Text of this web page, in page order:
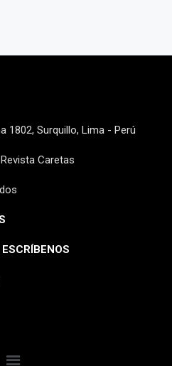
1802, Surquillo, Lima - Perú
Caretas